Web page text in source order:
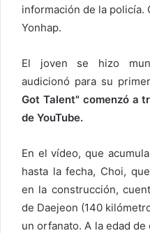
t
n
i
c
información de la policía.
Yonhap.
El joven se hizo
audicionó para su
Got Talent" comenzó a
de YouTube.
En el vídeo, que
hasta la fecha, Choi,
en la construcción,
de Daejeon (140
un orfanato. A la edad